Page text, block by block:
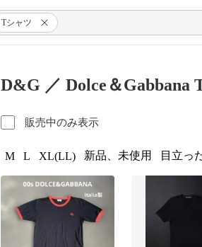
Tシャツ
D&G ／ Dolce＆Gabbana
販売中のみ表示
M L XL(LL) 新品、未使用 目立っ